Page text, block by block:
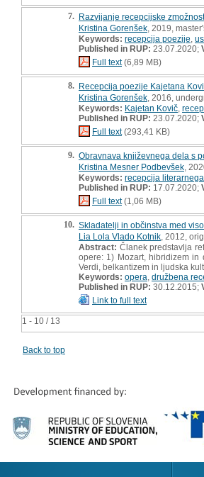
1 - 10 / 13
7. Razvijanje recepcijske
Kristina Gorenšek , 2019,
Keywords: recepcija poezije
Published in RUP: 23.07.2020;
Full text(6,89 MB)
8. Recepcija poezije Kajetana
Kristina Gorenšek , 2016,
Keywords: Kajetan Kovič
Published in RUP: 23.07.2020;
Full text(293,41 KB)
9. Obravnava književnega dela s
Kristina Mesner Podbevšek ,
Keywords: recepcija
Published in RUP: 17.07.2020;
Full text(1,06 MB)
10. Skladatelji in občinstva med
Lia Lola Vlado Kotnik , 2012,
Abstract: Članek predstavlja
opere: 1) Mozart, hibridizem in
Verdi, belkantizem in ljudska
Keywords: opera družbena
Published in RUP: 30.12.2015;
Link to full text
Back to top